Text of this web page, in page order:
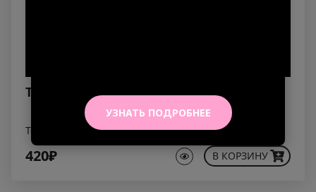
Тоник 250 мл.
Тоник
420₽ В КОРЗИНУ
УЗНАТЬ ПОДРОБНЕЕ